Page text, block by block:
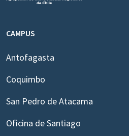
CAMPUS
Antofagasta
Coquimbo
San Pedro de Atacama
Oficina de Santiago